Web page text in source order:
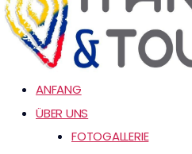
ANFANG
ÜBER UNS
FOTOGALLERIE